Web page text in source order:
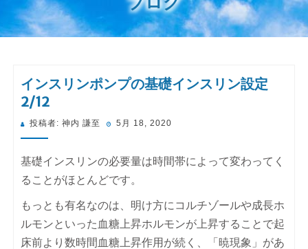
インスリンポンプの基礎インスリン設定
2/12
投稿者: 神内 謙至
投 5月 18, 2020
基礎インスリンの必要量は時間帯によって変わってく
ることがほとんどです。
もっとも有名なのは、明け方にコルチゾールや成長ホ
ルモンといった血糖上昇ホルモンが上昇することで起
床前より数時間血糖上昇作用が続く、「暁現象」があ